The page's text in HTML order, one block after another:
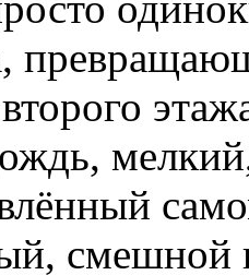
второго
смешной